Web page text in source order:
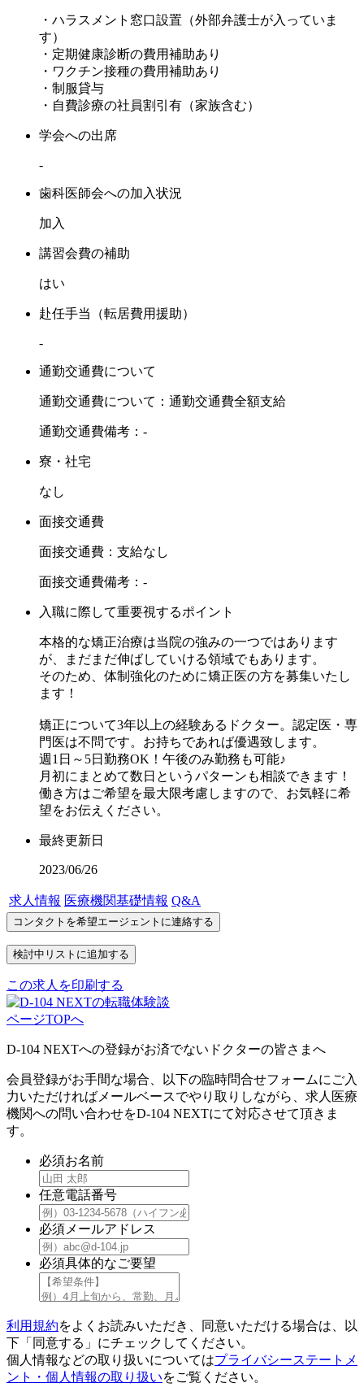
・ハラスメント窓口設置（外部弁護士が入っていま
す）
・定期健康診断の費用補助あり
・ワクチン接種の費用補助あり
・制服貸与
・自費診療の社員割引有（家族含む）
学会への出席
-
歯科医師会への加入状況
加入
講習会費の補助
はい
赴任手当（転居費用援助）
-
通勤交通費について
通勤交通費について：通勤交通費全額支給
通勤交通費備考：-
寮・社宅
なし
面接交通費
面接交通費：支給なし
面接交通費備考：-
入職に際して重要視するポイント
本格的な矯正治療は当院の強みの一つではあります
が、まだまだ伸ばしていける領域でもあります。
そのため、体制強化のために矯正医の方を募集いたし
ます！
矯正について3年以上の経験あるドクター。認定医・専
門医は不問です。お持ちであれば優遇致します。
週1日～5日勤務OK！午後のみ勤務も可能♪
月初にまとめて数日というパターンも相談できます！
働き方はご希望を最大限考慮しますので、お気軽に希
望をお伝えください。
最終更新日
2023/06/26
求人情報 医療機関基礎情報 Q&A
この求人を印刷する
ページTOPへ
D-104 NEXTへの登録がお済でないドクターの皆さまへ
会員登録がお手間な場合、以下の臨時問合せフォームにご入
力いただければメールベースでやり取りしながら、求人医療
機関への問い合わせをD-104 NEXTにて対応させて頂きま
す。
必須お名前
任意電話番号
必須 メールアドレス
必須具体的なご要望
利用規約をよくお読みいただき、同意いただける場合は、以
下「同意する」にチェックしてください。
個人情報などの取り扱いについてはプライバシーステートメ
ント・個人情報の取り扱いをご覧ください。